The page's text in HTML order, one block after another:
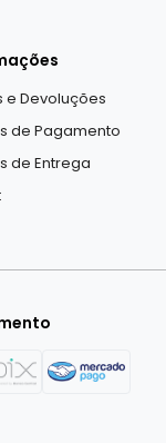
e Devoluções
de Pagamento
de Entrega